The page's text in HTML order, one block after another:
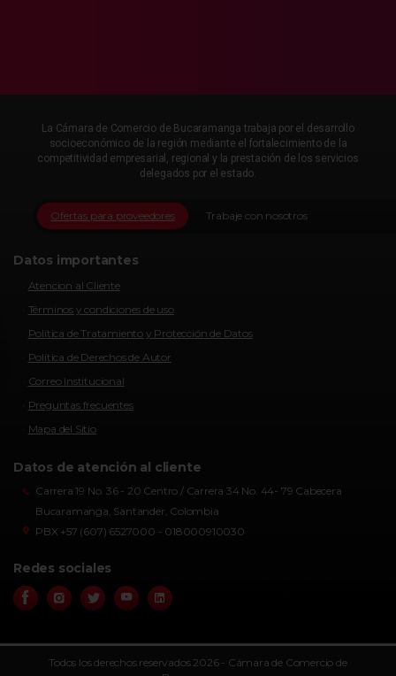
La Cámara de Comercio de Bucaramanga trabaja por el desarrollo
socioeconómico de la región mediante el fortalecimiento de la
competitividad empresarial, regional y la prestación de los servicios
delegados por el estado.
Trabaje con nosotros
Ofertas para proveedores
Datos importantes
Atencion al Cliente
Términos y condiciones de uso
Política de Tratamiento y Protección de Datos
Política de Derechos de Autor
Correo Institucional
Preguntas frecuentes
Mapa del Sitio
Datos de atención al cliente
Carrera 19 No. 36 - 20 Centro / Carrera 34 No. 44- 79 Cabecera
Bucaramanga, Santander, Colombia
PBX +57 (607) 6527000 - 018000910030
Redes sociales
Todos los derechos reservados 2026 - Cámara de Comercio de